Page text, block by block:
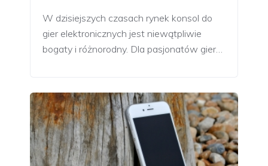
W dzisiejszych czasach rynek konsol do
gier elektronicznych jest niewątpliwie
bogaty i różnorodny. Dla pasjonatów gier…